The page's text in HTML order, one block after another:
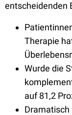
entscheidenden
Therapie
Wurde die
auf 81,2
Dramatisch